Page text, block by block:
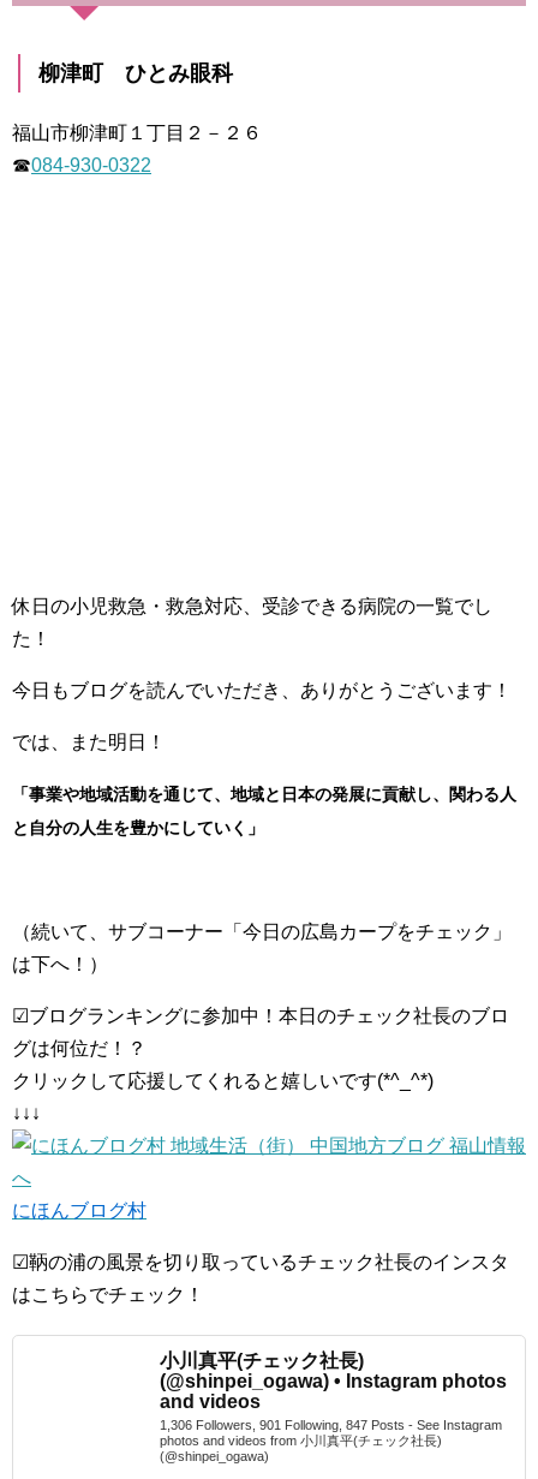
柳津町 ひとみ眼科
福山市柳津町１丁目２－２６
☎084-930-0322
休日の小児救急・救急対応、受診できる病院の一覧でし
た！
今日もブログを読んでいただき、ありがとうございます！
では、また明日！
「事業や地域活動を通じて、地域と日本の発展に貢献し、関わる人
と自分の人生を豊かにしていく」
（続いて、サブコーナー「今日の広島カープをチェック」
は下へ！）
☑ブログランキングに参加中！本日のチェック社長のブロ
グは何位だ！？
クリックして応援してくれると嬉しいです(*^_^*)
↓↓↓
にほんブログ村
☑鞆の浦の風景を切り取っているチェック社長のインスタ
はこちらでチェック！
小川真平(チェック社長)
(@shinpei_ogawa) • Instagram photos
and videos
1,306 Followers, 901 Following, 847 Posts - See Instagram
photos and videos from 小川真平(チェック社長)
(@shinpei_ogawa)